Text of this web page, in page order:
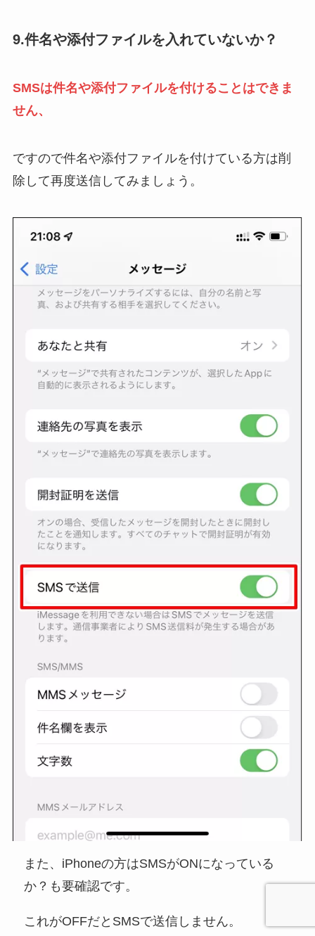
9.件名や添付ファイルを入れていないか？
SMSは件名や添付ファイルを付けることはできま
せん、
ですので件名や添付ファイルを付けている方は削
除して再度送信してみましょう。
また、iPhoneの方はSMSがONになっている
か？も要確認です。
これがOFFだとSMSで送信しません。